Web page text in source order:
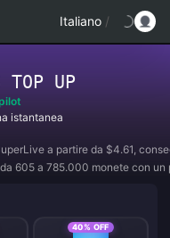
Italiano /
TOP UP
istantanea
a partire da $4.61,
605 a 785.000 monete con un
40% OFF